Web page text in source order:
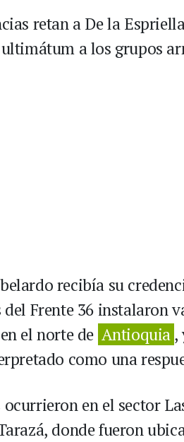
retan a De la
a los grupos
recibía su
Frente 36 instalaron
el norte de Antioquia,
como una
ocurrieron en el sector
donde fueron